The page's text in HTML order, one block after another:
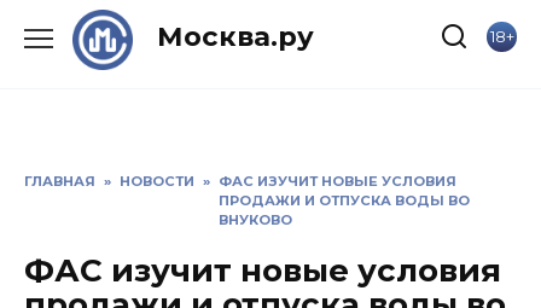
Москва.ру 18+
ГЛАВНАЯ » НОВОСТИ » ФАС ИЗУЧИТ НОВЫЕ УСЛОВИЯ
ПРОДАЖИ И ОТПУСКА ВОДЫ ВО
ВНУКОВО
ФАС изучит новые условия